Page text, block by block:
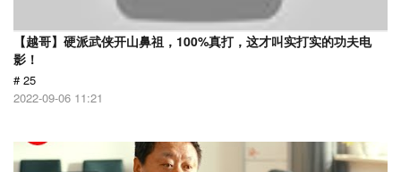
【越哥】硬派武侠开山鼻祖，100%真打，这才叫实打实的功夫电
影！
# 25
2022-09-06 11:21